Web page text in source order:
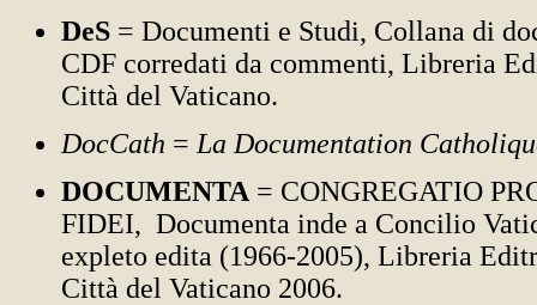
DeS = Documenti e Studi, Collana di
CDF corredati da commenti, Libreria
Città del Vaticano.
DocCath = La Documentation
DOCUMENTA = CONGREGATIO
FIDEI, Documenta inde a Concilio
expleto edita (1966-2005), Libreria
Città del Vaticano 2006.